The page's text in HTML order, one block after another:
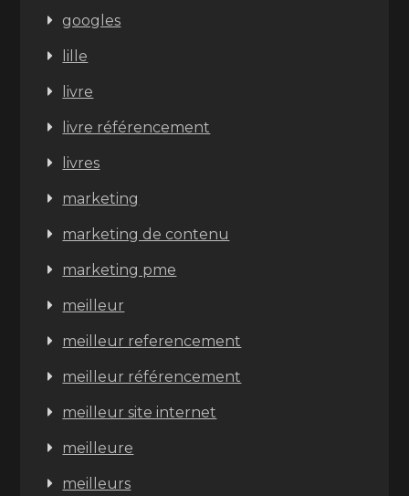
googles
lille
livre
livre référencement
livres
marketing
marketing de contenu
marketing pme
meilleur
meilleur referencement
meilleur référencement
meilleur site internet
meilleure
meilleurs